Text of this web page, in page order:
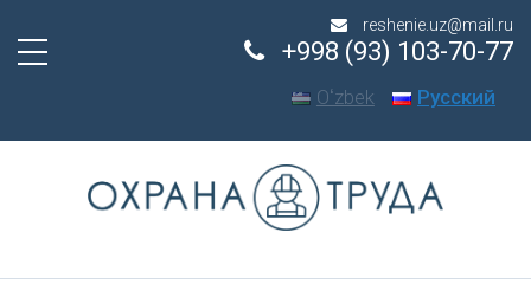
reshenie.uz@mail.ru
Oʻzbek Русский
+998 (93) 103-70-77